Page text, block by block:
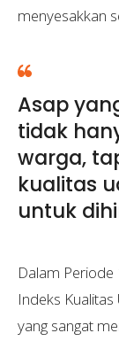
menyesakkan
Asap
tidak
warga,
kualitas
untuk
Dalam
Indeks
yang sangat